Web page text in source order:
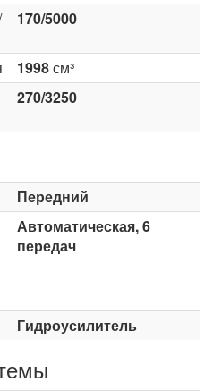
170/5000
1998см³
270/3250
Передний
Автоматическая, 6
передач
Гидроусилитель